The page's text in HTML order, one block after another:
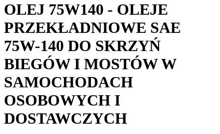
OLEJ 75W140 - OLEJE
PRZEKŁADNIOWE SAE
75W-140 DO SKRZYŃ
BIEGÓW I MOSTÓW W
SAMOCHODACH
OSOBOWYCH I
DOSTAWCZYCH